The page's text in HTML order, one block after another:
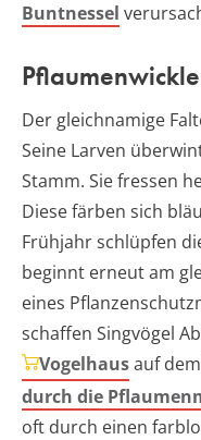
Buntnessel
Der gleichnamige
Seine Larven
Stamm. Sie fressen
Diese färben sich
Frühjahr schlüpfen
beginnt erneut am
eines
schaffen Singvögel
Vogelhausauf
durch die
oft durch einen